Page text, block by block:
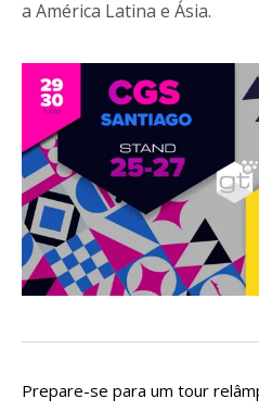
a América Latina e Ásia.
Prepare-se para um tour